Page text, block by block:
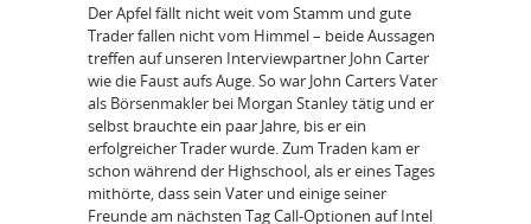
Der Apfel fällt nicht weit vom Stamm und gute
Trader fallen nicht vom Himmel – beide Aussagen
treffen auf unseren Interviewpartner John Carter
wie die Faust aufs Auge. So war John Carters Vater
als Börsenmakler bei Morgan Stanley tätig und er
selbst brauchte ein paar Jahre, bis er ein
erfolgreicher Trader wurde. Zum Traden kam er
schon während der Highschool, als er eines Tages
mithörte, dass sein Vater und einige seiner
Freunde am nächsten Tag Call-Optionen auf Intel